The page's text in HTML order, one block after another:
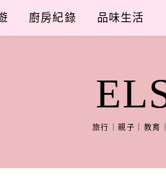
廚房紀錄 品味生活
旅行｜親子｜教育